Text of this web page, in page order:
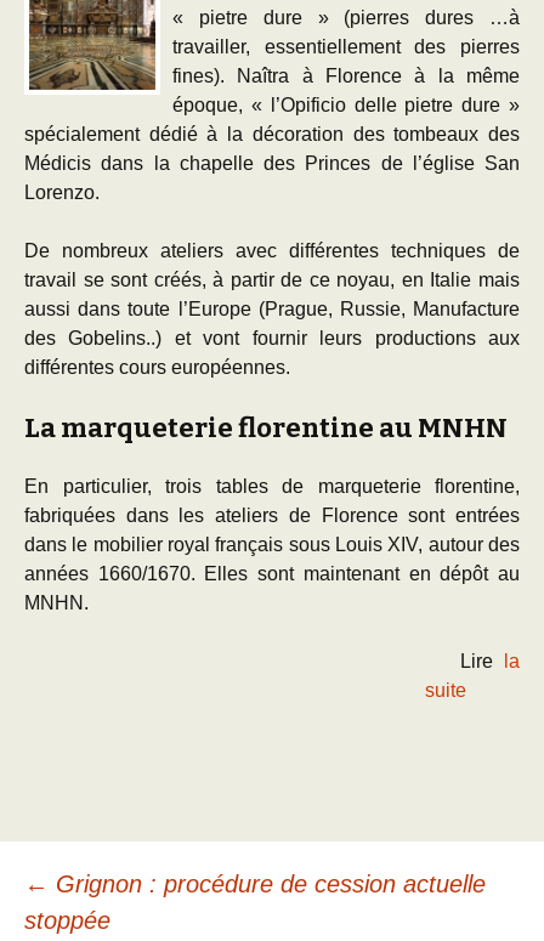
« pietre dure » (pierres dures …à
travailler, essentiellement des pierres
fines). Naîtra à Florence à la même
époque, « l’Opificio delle pietre dure »
spécialement dédié à la décoration des tombeaux des
Médicis dans la chapelle des Princes de l’église San
Lorenzo.
De nombreux ateliers avec différentes techniques de
travail se sont créés, à partir de ce noyau, en Italie mais
aussi dans toute l’Europe (Prague, Russie, Manufacture
des Gobelins..) et vont fournir leurs productions aux
différentes cours européennes.
La marqueterie florentine au MNHN
En particulier, trois tables de marqueterie florentine,
fabriquées dans les ateliers de Florence sont entrées
dans le mobilier royal français sous Louis XIV, autour des
années 1660/1670. Elles sont maintenant en dépôt au
MNHN.
Lire
la
suite
Navigation
← Grignon : procédure de cession actuelle
stoppée